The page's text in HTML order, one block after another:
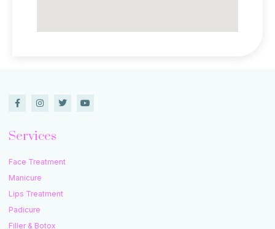
Services
Face Treatment
Manicure
Lips Treatment
Padicure
Filler & Botox